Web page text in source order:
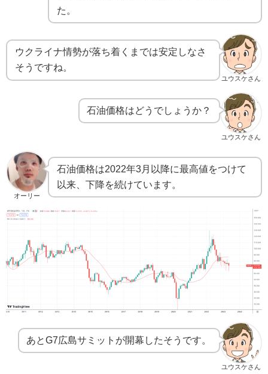
た。
ユウスケさん
ウクライナ情勢が落ち着くまでは安定しなさ
そうですね。
ユウスケさん
石油価格はどうでしょうか？
オーリー
石油価格は2022年3月以降に最高値をつけて
以来、下降を続けています。
ユウスケさん
あとG7広島サミットが開幕したそうです。